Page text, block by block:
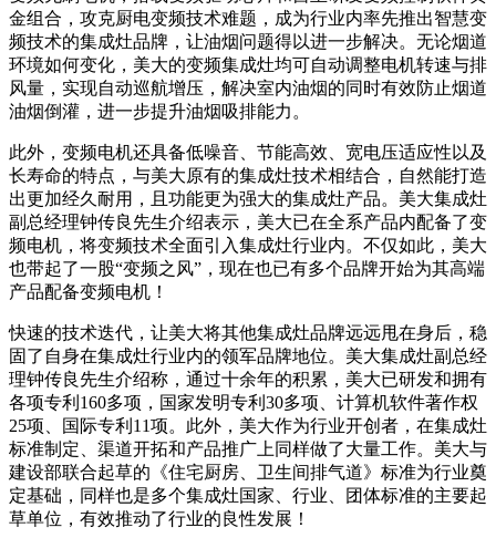
金组合，攻克厨电变频技术难题，成为行业内率先推出智慧变
频技术的集成灶品牌，让油烟问题得以进一步解决。无论烟道
环境如何变化，美大的变频集成灶均可自动调整电机转速与排
风量，实现自动巡航增压，解决室内油烟的同时有效防止烟道
油烟倒灌，进一步提升油烟吸排能力。
此外，变频电机还具备低噪音、节能高效、宽电压适应性以及
长寿命的特点，与美大原有的集成灶技术相结合，自然能打造
出更加经久耐用，且功能更为强大的集成灶产品。美大集成灶
副总经理钟传良先生介绍表示，美大已在全系产品内配备了变
频电机，将变频技术全面引入集成灶行业内。不仅如此，美大
也带起了一股“变频之风”，现在也已有多个品牌开始为其高端
产品配备变频电机！
快速的技术迭代，让美大将其他集成灶品牌远远甩在身后，稳
固了自身在集成灶行业内的领军品牌地位。美大集成灶副总经
理钟传良先生介绍称，通过十余年的积累，美大已研发和拥有
各项专利160多项，国家发明专利30多项、计算机软件著作权
25项、国际专利11项。此外，美大作为行业开创者，在集成灶
标准制定、渠道开拓和产品推广上同样做了大量工作。美大与
建设部联合起草的《住宅厨房、卫生间排气道》标准为行业奠
定基础，同样也是多个集成灶国家、行业、团体标准的主要起
草单位，有效推动了行业的良性发展！